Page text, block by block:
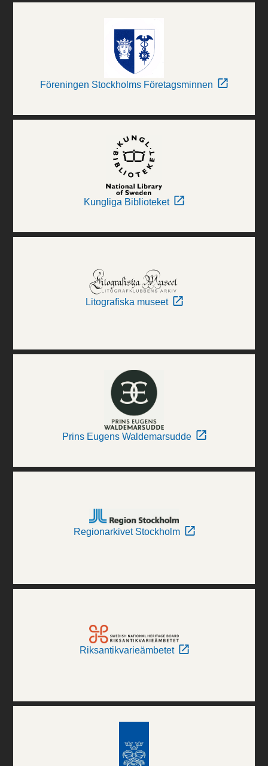
Föreningen Stockholms Företagsminnen
Kungliga Biblioteket
Litografiska museet
Prins Eugens Waldemarsudde
Regionarkivet Stockholm
Riksantikvarieämbetet